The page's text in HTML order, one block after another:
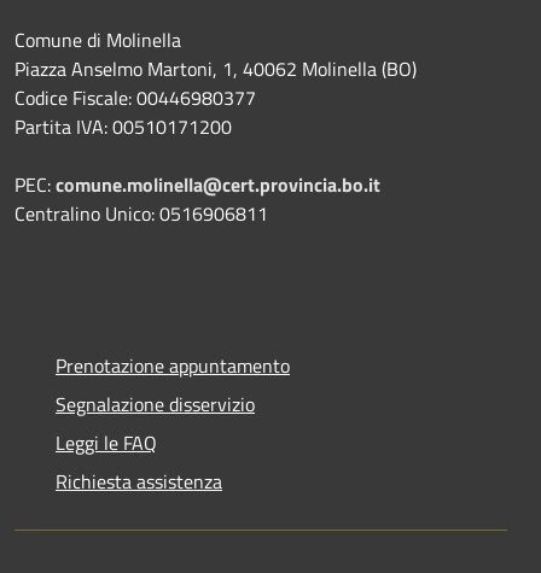
Comune di Molinella
Piazza Anselmo Martoni, 1, 40062 Molinella (BO)
Codice Fiscale: 00446980377
Partita IVA: 00510171200
PEC:comune.molinella@cert.provincia.bo.it
Centralino Unico: 0516906811
Prenotazione appuntamento
Segnalazione disservizio
Leggi le FAQ
Richiesta assistenza